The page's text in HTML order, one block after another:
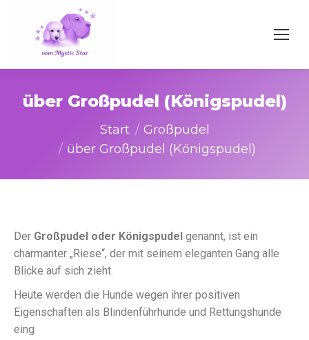
über Großpudel (Königspudel)
Sie befinden sich hier:
Start
Großpudel
über Großpudel (Königspudel)
Der Großpudel oder Königspudel genannt, ist ein
charmanter „Riese“, der mit seinem eleganten Gang alle
Blicke auf sich zieht.
Heute werden die Hunde wegen ihrer positiven
Eigenschaften als Blindenführhunde und Rettungshunde
eing